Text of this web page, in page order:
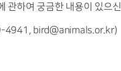
관하여 궁금한 내용이 있으
4941, bird@animals.or.kr)